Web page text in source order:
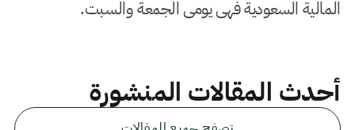
المالية السعودية فهي يومي الجمعة والسبت.
أحدث المقالات المنشورة